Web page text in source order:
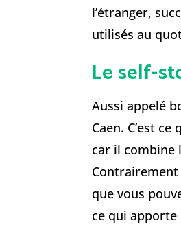
l’étranger,
utilisés au
Le self-
Aussi appelé
Caen. C’est
car il combine
Contrairement
que vous
ce qui apporte